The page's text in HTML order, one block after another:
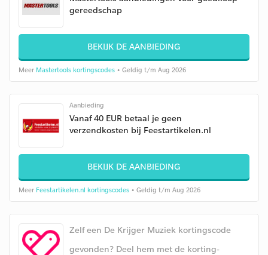
gereedschap
BEKIJK DE AANBIEDING
Meer Mastertools kortingscodes • Geldig t/m Aug 2026
Aanbieding
Vanaf 40 EUR betaal je geen
verzendkosten bij Feestartikelen.nl
BEKIJK DE AANBIEDING
Meer Feestartikelen.nl kortingscodes • Geldig t/m Aug 2026
Zelf een De Krijger Muziek kortingscode
gevonden? Deel hem met de korting-